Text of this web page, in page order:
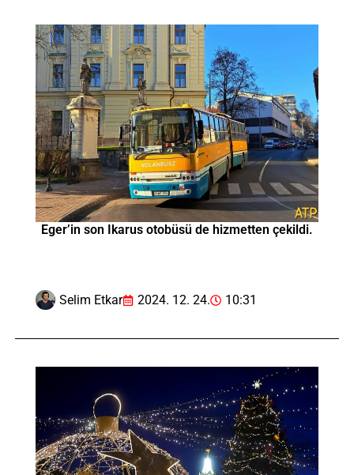
Eger’in son Ikarus otobüsü de hizmetten çekildi.
Selim Etkar 2024. 12. 24. 10:31